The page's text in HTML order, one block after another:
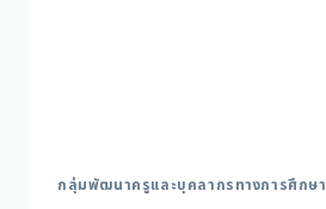
กลุ่มพัฒนาครูและบุคลากรทางการศึกษา